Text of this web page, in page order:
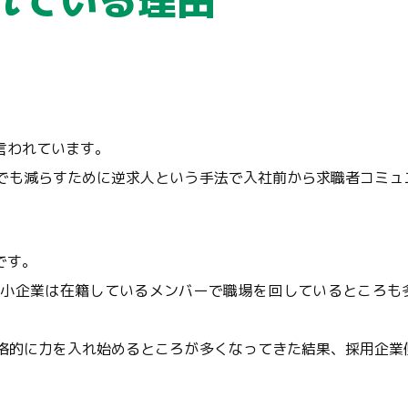
れています。
減らすために逆求人という手法で入社前から求職者コミ
。
企業は在籍しているメンバーで職場を回しているところ
に力を入れ始めるところが多くなってきた結果、採用企